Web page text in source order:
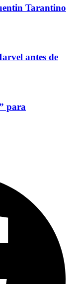
Tarantino
antes de
para